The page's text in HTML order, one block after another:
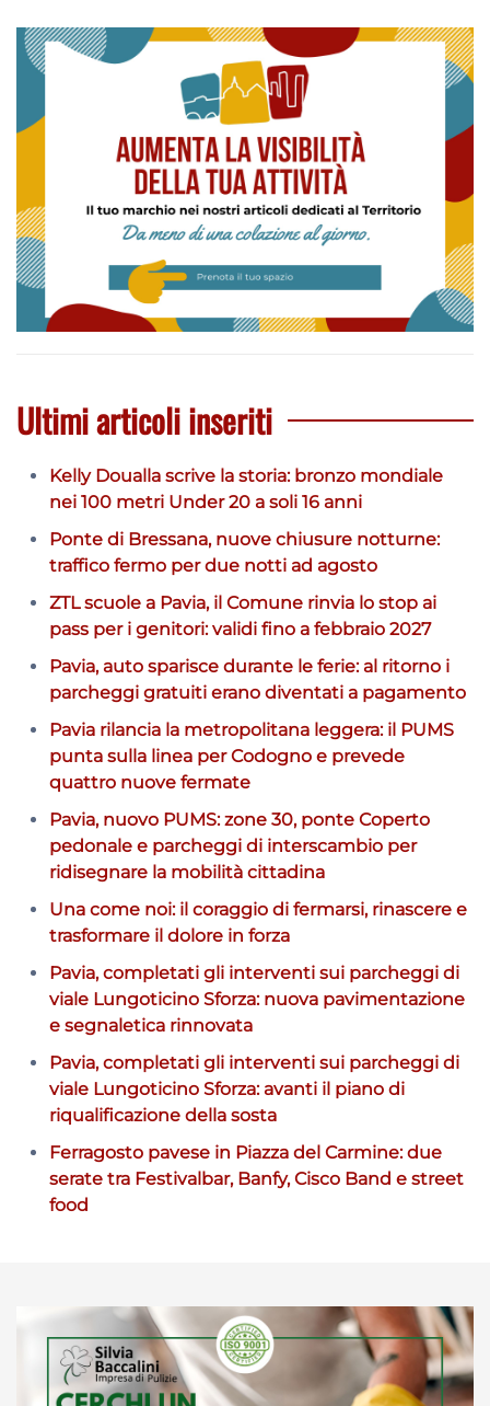
Ultimi articoli inseriti
Kelly Doualla scrive la storia: bronzo mondiale
nei 100 metri Under 20 a soli 16 anni
Ponte di Bressana, nuove chiusure notturne:
traffico fermo per due notti ad agosto
ZTL scuole a Pavia, il Comune rinvia lo stop ai
pass per i genitori: validi fino a febbraio 2027
Pavia, auto sparisce durante le ferie: al ritorno i
parcheggi gratuiti erano diventati a pagamento
Pavia rilancia la metropolitana leggera: il PUMS
punta sulla linea per Codogno e prevede
quattro nuove fermate
Pavia, nuovo PUMS: zone 30, ponte Coperto
pedonale e parcheggi di interscambio per
ridisegnare la mobilità cittadina
Una come noi: il coraggio di fermarsi, rinascere e
trasformare il dolore in forza
Pavia, completati gli interventi sui parcheggi di
viale Lungoticino Sforza: nuova pavimentazione
e segnaletica rinnovata
Pavia, completati gli interventi sui parcheggi di
viale Lungoticino Sforza: avanti il piano di
riqualificazione della sosta
Ferragosto pavese in Piazza del Carmine: due
serate tra Festivalbar, Banfy, Cisco Band e street
food